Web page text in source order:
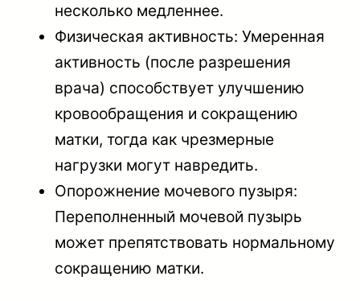
несколько медленнее.
Физическая активность: Умеренная
активность (после разрешения
врача) способствует улучшению
кровообращения и сокращению
матки, тогда как чрезмерные
нагрузки могут навредить.
Опорожнение мочевого пузыря:
Переполненный мочевой пузырь
может препятствовать нормальному
сокращению матки.